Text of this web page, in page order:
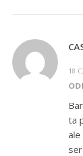
18
ta
ale